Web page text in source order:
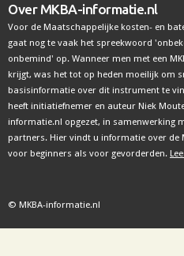
Over MKBA-informatie.nl
Voor de Maatschappelijke kosten- en
gaat nog te vaak het spreekwoord
onbemind' op. Wanneer men met een
krijgt, was het tot op heden moeilijk om
basisinformatie over dit instrument te
heeft initiatiefnemer en auteur Niek
informatie.nl opgezet, in samenwerking
partners. Hier vindt u informatie over de
voor beginners als voor gevorderden.
© MKBA-informatie.nl